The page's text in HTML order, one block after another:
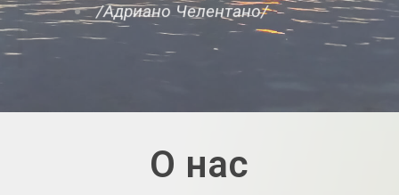
/Адриано Челентано/
О нас